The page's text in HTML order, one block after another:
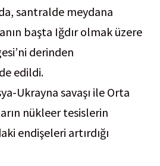
santralde meydana
başta Iğdır olmak üzere
derinden
edildi.
Ukrayna savaşı ile Orta
nükleer tesislerin
endişeleri artırdığı